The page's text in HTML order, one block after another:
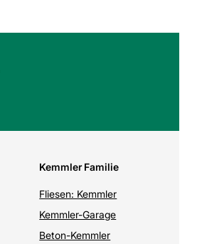
Kemmler Familie
Fliesen: Kemmler
Kemmler-Garage
Beton-Kemmler